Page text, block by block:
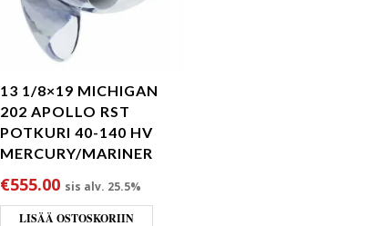
13 1/8×19 MICHIGAN
202 APOLLO RST
POTKURI 40-140 HV
MERCURY/MARINER
€555.00 sis alv. 25.5%
LISÄÄ OSTOSKORIIN